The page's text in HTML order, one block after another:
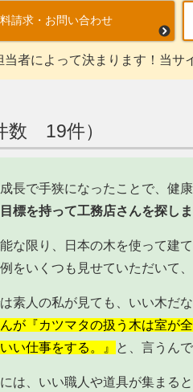
請求・お問い合わせ
当者によって決まります！当サ
数 19件）
長で手狭になったことで、健
標を持って工務店さんを探し
な限り、日本の木を使って建
をいくつも見せていただいて
素人の私が見ても、いい木だ
が『カツマタの扱う木は室が
い仕事をする。』
と、言うん
は、いい職人や道具が集まる